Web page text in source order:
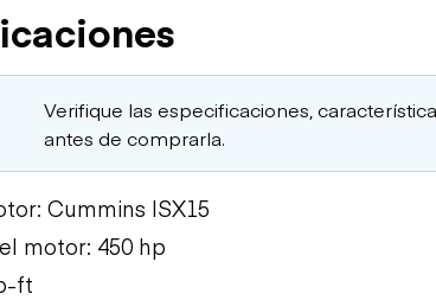
Verifique las especificaciones,
antes de comprarla.
Cummins ISX15
motor: 450 hp
ft